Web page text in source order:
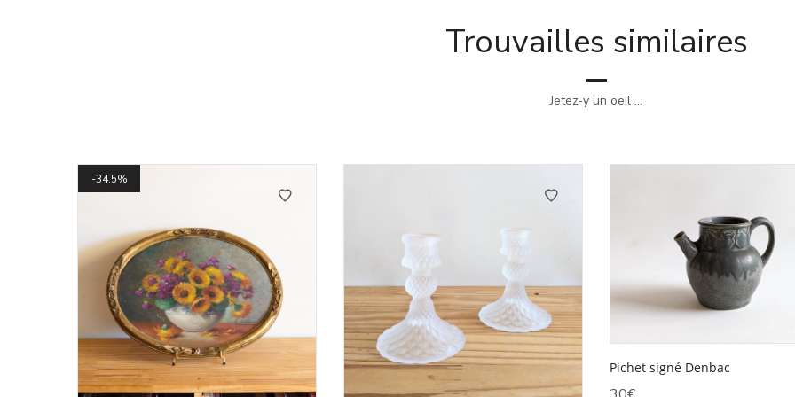
Trouvailles similaires
Jetez-y un oeil ...
34.5%
Pichet signé Denbac